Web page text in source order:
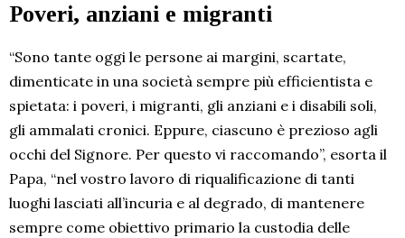
Poveri, anziani e migranti
“Sono tante oggi le persone ai margini, scartate,
dimenticate in una società sempre più efficientista e
spietata: i poveri, i migranti, gli anziani e i disabili soli,
gli ammalati cronici. Eppure, ciascuno è prezioso agli
occhi del Signore. Per questo vi raccomando”, esorta il
Papa, “nel vostro lavoro di riqualificazione di tanti
luoghi lasciati all’incuria e al degrado, di mantenere
sempre come obiettivo primario la custodia delle